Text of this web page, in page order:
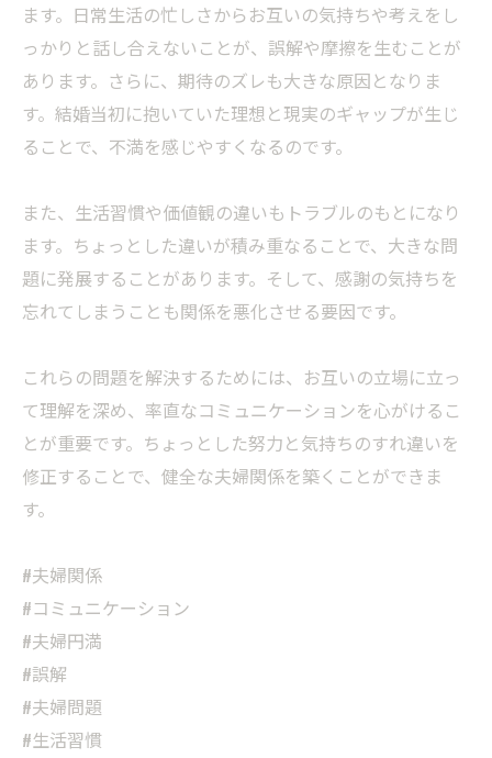
ます。日常生活の忙しさからお互いの気持ちや考えをし
っかりと話し合えないことが、誤解や摩擦を生むことが
あります。さらに、期待のズレも大きな原因となりま
す。結婚当初に抱いていた理想と現実のギャップが生じ
ることで、不満を感じやすくなるのです。
また、生活習慣や価値観の違いもトラブルのもとになり
ます。ちょっとした違いが積み重なることで、大きな問
題に発展することがあります。そして、感謝の気持ちを
忘れてしまうことも関係を悪化させる要因です。
これらの問題を解決するためには、お互いの立場に立っ
て理解を深め、率直なコミュニケーションを心がけるこ
とが重要です。ちょっとした努力と気持ちのすれ違いを
修正することで、健全な夫婦関係を築くことができま
す。
#夫婦関係
#コミュニケーション
#夫婦円満
#誤解
#夫婦問題
#生活習慣